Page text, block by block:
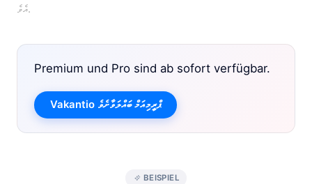
އެވެ.
Premium und Pro sind ab sofort verfügbar.
Vakantio ޕްރީމިއަމް ބައްލަވާށެވެ
BEISPIEL